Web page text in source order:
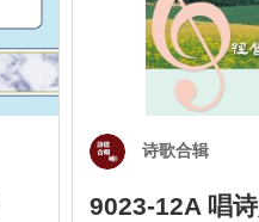
诗歌合辑
9023-12A 唱